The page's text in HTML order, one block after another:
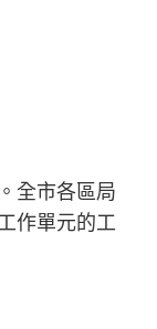
全市各區局
作單元的工